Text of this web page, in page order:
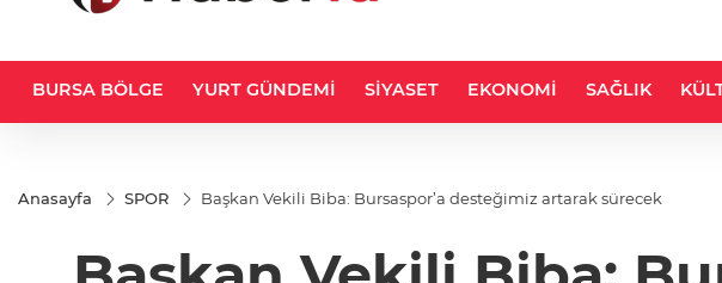
BURSA BÖLGE YURT GÜNDEMİ SİYASET EKONOMİ SAĞLIK
Anasayfa SPOR Başkan Vekili Biba: Bursaspor’a desteğimiz artarak sürecek